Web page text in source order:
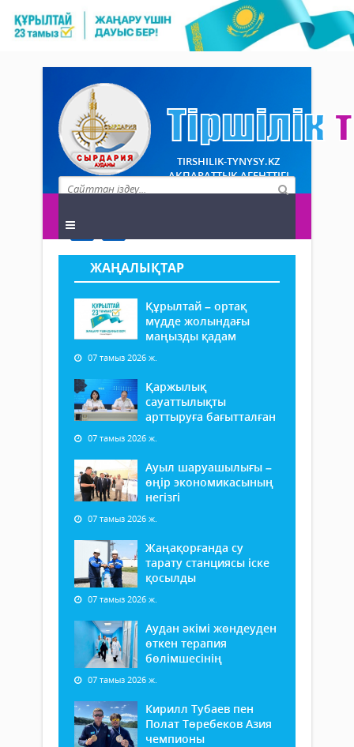
TIRSHILIK-TYNYSY.KZ
АҚПАРАТТЫҚ АГЕНТТІГІ
ЖАҢАЛЫҚТАР
Құрылтай – ортақ
мүдде жолындағы
маңызды қадам
07 тамыз 2026 ж.
Қаржылық
сауаттылықты
арттыруға бағытталған
07 тамыз 2026 ж.
Ауыл шаруашылығы –
өңір экономикасының
негізгі
07 тамыз 2026 ж.
Жаңақорғанда су
тарату станциясы іске
қосылды
07 тамыз 2026 ж.
Аудан әкімі жөндеуден
өткен терапия
бөлімшесінің
07 тамыз 2026 ж.
Кирилл Тубаев пен
Полат Төребеков Азия
чемпионы